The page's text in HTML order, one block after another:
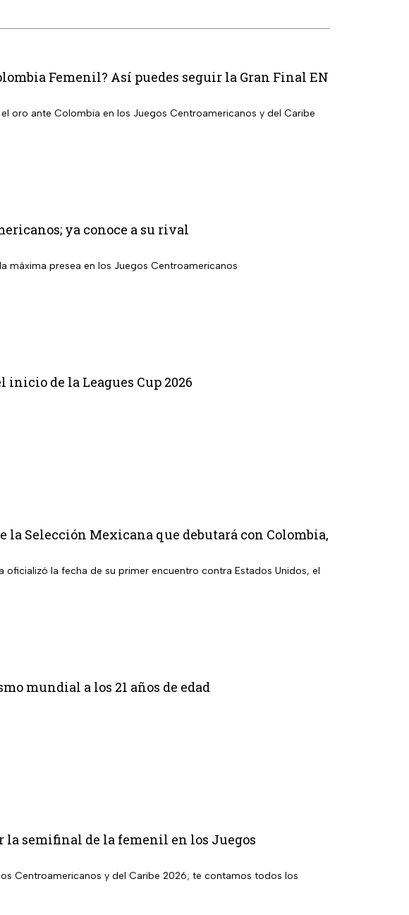
Femenil? Así puedes seguir la Gran Final EN
el oro ante Colombia en los Juegos Centroamericanos y del Caribe
ya conoce a su rival
máxima presea en los Juegos Centroamericanos
inicio de la Leagues Cup 2026
la Selección Mexicana que debutará con Colombia,
la fecha de su primer encuentro contra Estados Unidos, el
mundial a los 21 años de edad
la semifinal de la femenil en los Juegos
Centroamericanos y del Caribe 2026; te contamos todos los